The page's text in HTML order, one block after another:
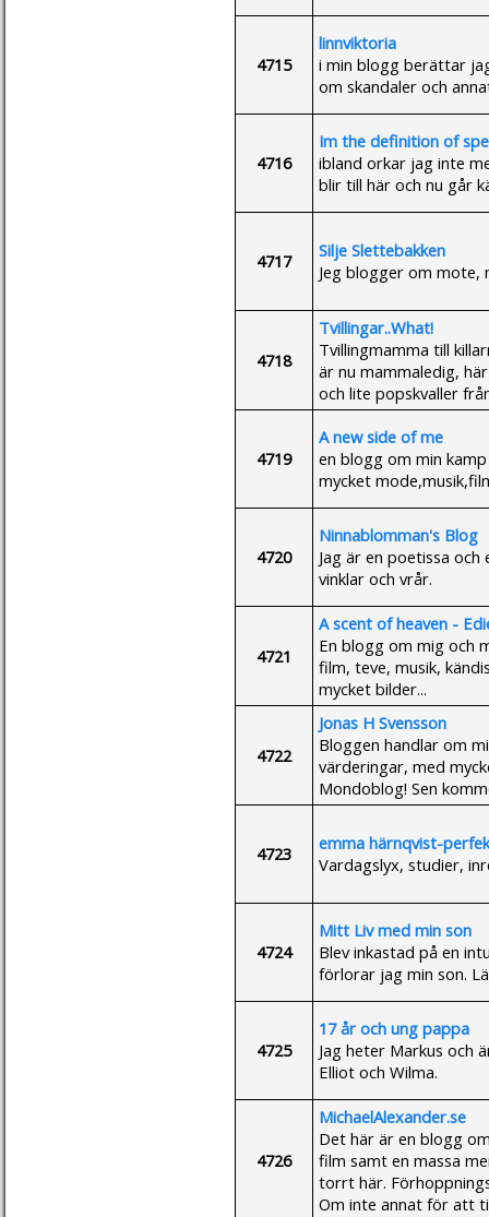
4715
linnviktoria
i min blogg berättar
om skandaler och
4716
Im the definition of
ibland orkar jag inte
blir till här och nu går
4717
Silje Slettebakken
Jeg blogger om mote,
4718
Tvillingar..What!
Tvillingmamma till
är nu mammaledig,
och lite popskvaller
4719
A new side of me
en blogg om min
mycket
4720
Ninnablomman's Blog
Jag är en poetissa och
vinklar och vrår.
4721
A scent of heaven -
En blogg om mig och
film, teve, musik,
mycket bilder...
4722
Jonas H Svensson
Bloggen handlar om
värderingar, med
Mondoblog! Sen
4723
emma härnqvist-
Vardagslyx, studier,
4724
Mitt Liv med min son
Blev inkastad på en
förlorar jag min son.
4725
17 år och ung pappa
Jag heter Markus och
Elliot och Wilma.
4726
MichaelAlexander.se
Det här är en blogg
film samt en massa
torrt här.
Om inte annat för att